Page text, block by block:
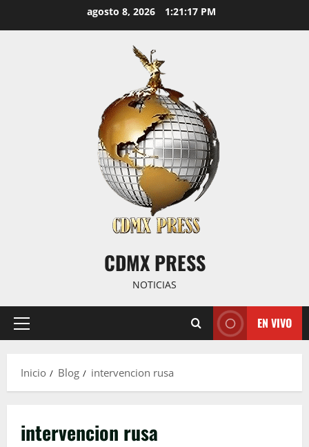
agosto 8, 2026 1:21:17 PM
CDMX PRESS
NOTICIAS
Menú
EN VIVO
Inicio Blog intervencion rusa
intervencion rusa